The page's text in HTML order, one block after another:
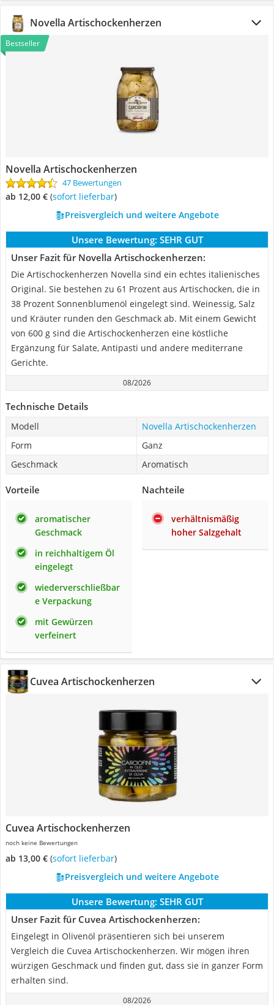
Novella Artischockenherzen
Bestseller
Novella Artischockenherzen
47 Bewertungen
ab 12,00 € ( Sofort lieferbar)
Preisvergleich und weitere Angebote
Unsere Bewertung: SEHR GUT
Unser Fazit für Novella Artischockenherzen:
Die Artischockenherzen Novella sind ein echtes italienisches
Original. Sie bestehen zu 61 Prozent aus Artischocken, die in
38 Prozent Sonnenblumenöl eingelegt sind. Weinessig, Salz
und Kräuter runden den Geschmack ab. Mit einem Gewicht
von 600 g sind die Artischockenherzen eine köstliche
Ergänzung für Salate, Antipasti und andere mediterrane
Gerichte.
08/2026
Technische Details
Modell
Novella Artischockenherzen
Form
Ganz
Geschmack
Aromatisch
Vorteile
aromatischer
Geschmack
in reichhaltigem Öl
eingelegt
wiederverschließbar
e Verpackung
mit Gewürzen
verfeinert
Nachteile
verhältnismäßig
hoher Salzgehalt
Cuvea Artischockenherzen
Cuvea Artischockenherzen
noch keine Bewertungen
ab 13,00 € ( Sofort lieferbar)
Preisvergleich und weitere Angebote
Unsere Bewertung: SEHR GUT
Unser Fazit für Cuvea Artischockenherzen:
Eingelegt in Olivenöl präsentieren sich bei unserem
Vergleich die Cuvea Artischockenherzen. Wir mögen ihren
würzigen Geschmack und finden gut, dass sie in ganzer Form
erhalten sind.
08/2026